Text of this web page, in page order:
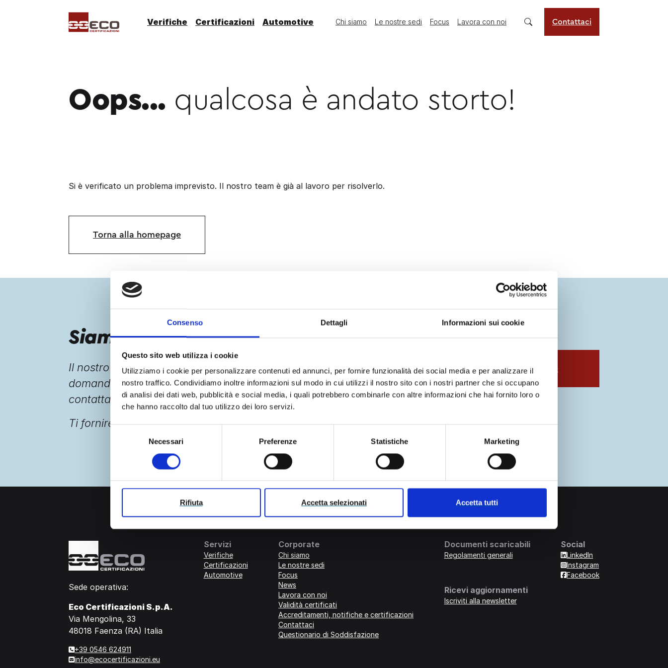
Consenso Dettagli Informazioni sui cookie
Questo sito web utilizza i cookie
Utilizziamo i cookie per personalizzare contenuti ed annunci, per fornire funzionalità dei social media e per analizzare il
nostro traffico. Condividiamo inoltre informazioni sul modo in cui utilizzi il nostro sito con i nostri partner che si occupano
di analisi dei dati web, pubblicità e social media, i quali potrebbero combinarle con altre informazioni che hai fornito loro o
che hanno raccolto dal tuo utilizzo dei loro servizi.
Selezione
Necessari Preferenze Statistiche Marketing
Rifiuta Accetta selezionati Accetta tutti
Verifiche Certificazioni Automotive Chi siamo Le nostre sedi Focus Lavora con noi Contattaci
Oops... qualcosa è andato storto!
Si è verificato un problema imprevisto. Il nostro team è già al lavoro per risolverlo.
Torna alla homepage
Siamo pronti ad ascoltarti
Il nostro è un settore tecnico e molto complesso, in cui dubbi,
domande e richieste non mancano mai. Se ne hai anche tu,
contattaci!
Ti forniremo tutti i chiarimenti necessari.
Prenota un incontro
Sede operativa:
Eco Certificazioni S.p.A.
Via Mengolina, 33
48018 Faenza (RA) Italia
+39 0546 624911
info@ecocertificazioni.eu
Servizi
Verifiche
Certificazioni
Automotive
Corporate
Chi siamo
Le nostre sedi
Focus
News
Lavora con noi
Validità certificati
Accreditamenti, notifiche e certificazioni
Contattaci
Questionario di Soddisfazione
Documenti scaricabili
Regolamenti generali
Ricevi aggiornamenti
Iscriviti alla newsletter
Social
LinkedIn
Instagram
Facebook